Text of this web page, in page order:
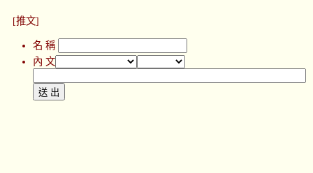
[推文]
名 稱
內 文